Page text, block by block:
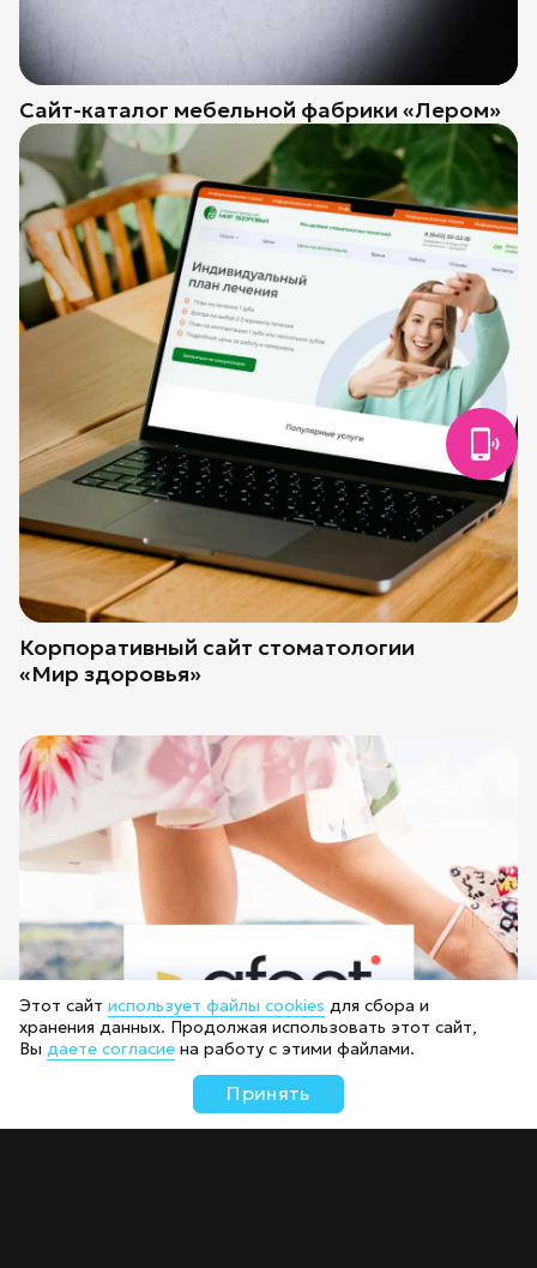
Сайт-каталог мебельной фабрики «Лером»
Корпоративный сайт стоматологии
«Мир здоровья»
Этот сайт использует файлы cookies для сбора и
хранения данных. Продолжая использовать этот сайт,
Вы даете согласие на работу с этими файлами.
Принять